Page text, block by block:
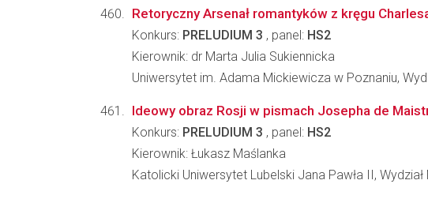
Retoryczny Arsenał romantyków z kręgu
Konkurs: PRELUDIUM 3 , panel: HS2
Kierownik: dr Marta Julia Sukiennicka
Uniwersytet im. Adama Mickiewicza w Poznaniu,
Ideowy obraz Rosji w pismach Josepha de
Konkurs: PRELUDIUM 3 , panel: HS2
Kierownik: Łukasz Maślanka
Katolicki Uniwersytet Lubelski Jana Pawła II,